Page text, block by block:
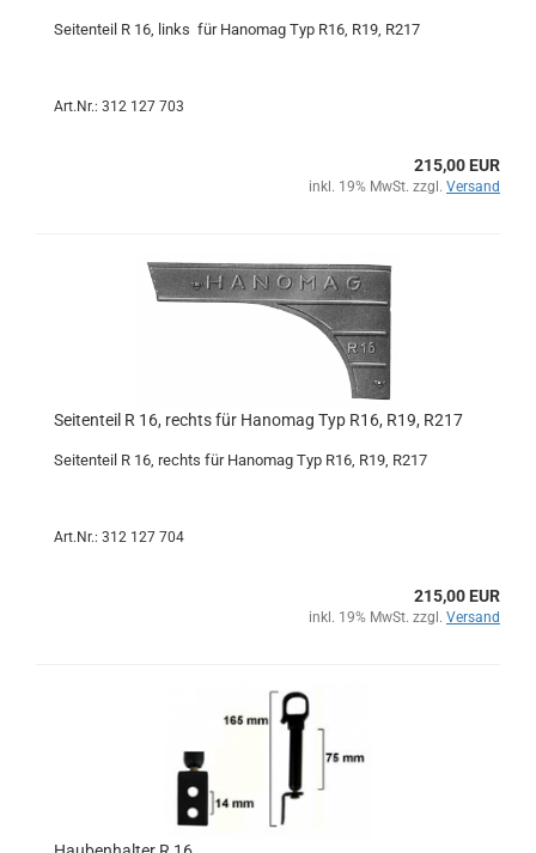
Seitenteil R 16, links für Hanomag Typ R16, R19, R217
Art.Nr.: 312 127 703
215,00 EUR
inkl. 19% MwSt. zzgl. Versand
Seitenteil R 16, rechts für Hanomag Typ R16, R19, R217
Seitenteil R 16, rechts für Hanomag Typ R16, R19, R217
Art.Nr.: 312 127 704
215,00 EUR
inkl. 19% MwSt. zzgl. Versand